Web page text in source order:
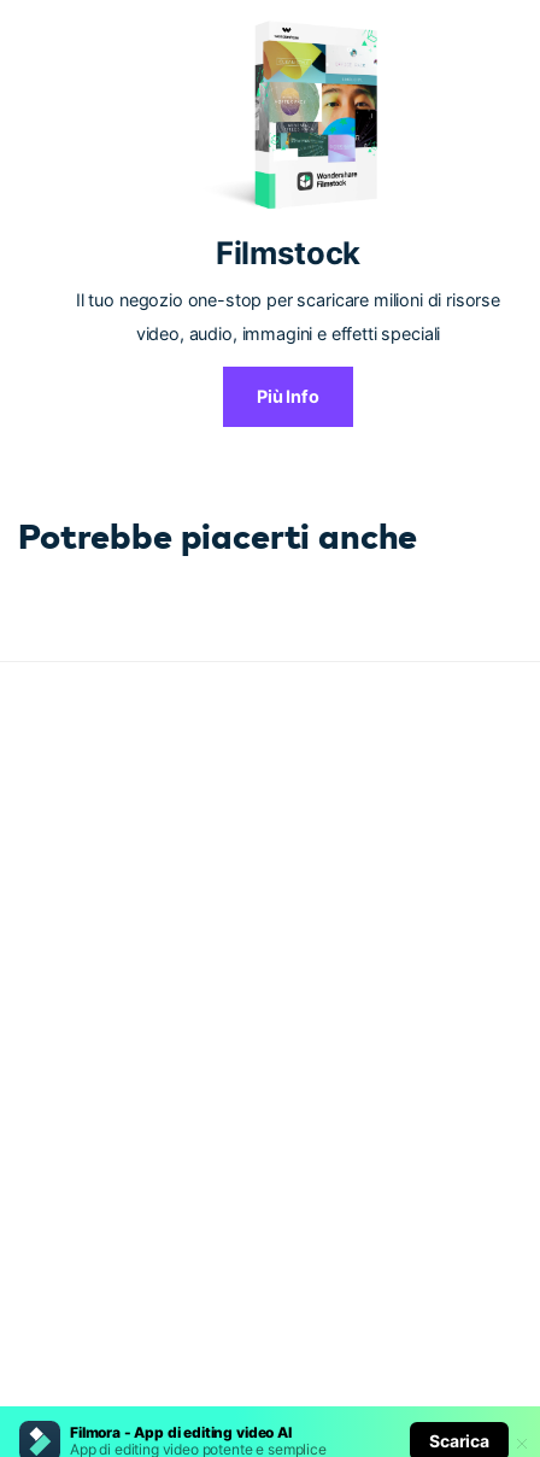
Filmora - App di editing video AI
App di editing video potente e semplice
Scarica
Filmstock
Il tuo negozio one-stop per scaricare milioni di risorse
video, audio, immagini e effetti speciali
Più Info
Potrebbe piacerti anche